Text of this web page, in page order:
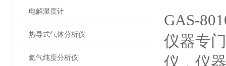
电解湿度计
热导式气体分析仪
氦气纯度分析仪
GAS-
仪器专
仪，仪